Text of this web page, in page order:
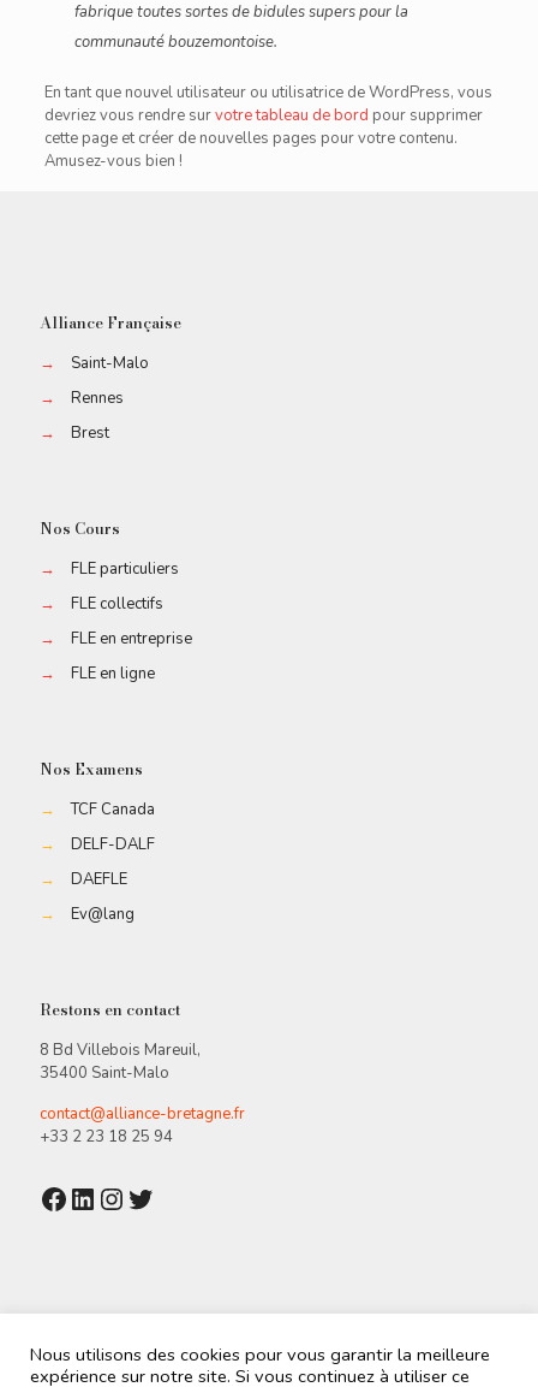
fabrique toutes sortes de bidules supers pour la
communauté bouzemontoise.
En tant que nouvel utilisateur ou utilisatrice de WordPress, vous
devriez vous rendre survotre tableau de bord pour supprimer
cette page et créer de nouvelles pages pour votre contenu.
Amusez-vous bien !
Alliance Française
→
Saint-Malo
→
Rennes
→
Brest
Nos Cours
→
FLE particuliers
→
FLE collectifs
→
FLE en entreprise
→
FLE en ligne
Nos Examens
→
TCF Canada
→
DELF-DALF
→
DAEFLE
→
Ev@lang
Restons en contact
8 Bd Villebois Mareuil,
35400 Saint-Malo
contact@alliance-bretagne.fr
+33 2 23 18 25 94
Facebook
LinkedIn
Instagram
Twitter
Nous utilisons des cookies pour vous garantir la meilleure
expérience sur notre site. Si vous continuez à utiliser ce